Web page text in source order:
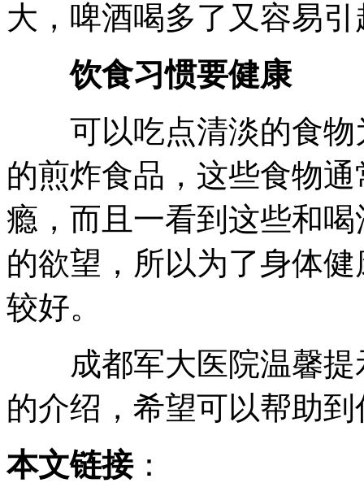
大，啤酒喝多了又容易
饮食习惯要健康
可以吃点清淡的食物
的煎炸食品，这些食物
瘾，而且一看到这些和
的欲望，所以为了身体
较好。
成都军大医院温馨提
的介绍，希望可以帮助到
本文链接：